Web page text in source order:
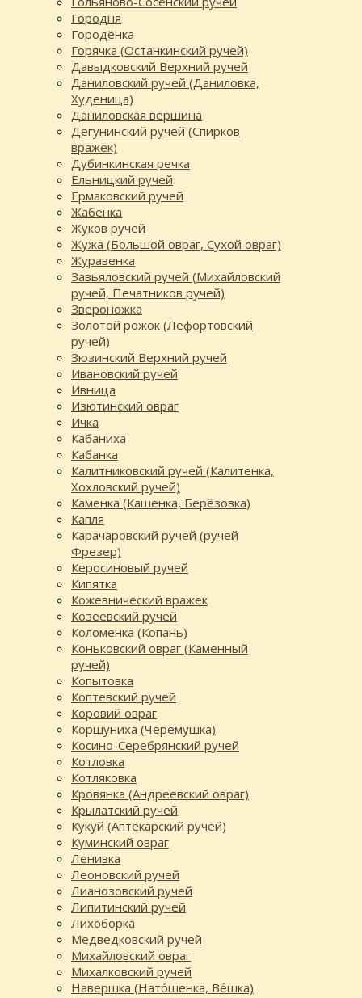
Городня
Городёнка
Горячка (Останкинский ручей)
Давыдковский Верхний ручей
Даниловский ручей (Даниловка,
Худеница)
Даниловская вершина
Дегунинский ручей (Спирков
вражек)
Дубинкинская речка
Ельницкий ручей
Ермаковский ручей
Жабенка
Жуков ручей
Жужа (Большой овраг, Сухой овраг)
Журавенка
Завьяловский ручей (Михайловский
ручей, Печатников ручей)
Звероножка
Золотой рожок (Лефортовский
ручей)
Зюзинский Верхний ручей
Ивановский ручей
Ивница
Изютинский овраг
Ичка
Кабаниха
Кабанка
Калитниковский ручей (Калитенка,
Хохловский ручей)
Каменка (Кашенка, Берёзовка)
Капля
Карачаровский ручей (ручей
Фрезер)
Керосиновый ручей
Кипятка
Кожевнический вражек
Козеевский ручей
Коломенка (Копань)
Коньковский овраг (Каменный
ручей)
Копытовка
Коптевский ручей
Коровий овраг
Коршуниха (Черёмушка)
Косино-Серебрянский ручей
Котловка
Котляковка
Кровянка (Андреевский овраг)
Крылатский ручей
Кукуй (Аптекарский ручей)
Куминский овраг
Ленивка
Леоновский ручей
Лианозовский ручей
Липитинский ручей
Лихоборка
Медведковский ручей
Михайловский овраг
Михалковский ручей
Навершка (Нато́шенка, Ве́шка)